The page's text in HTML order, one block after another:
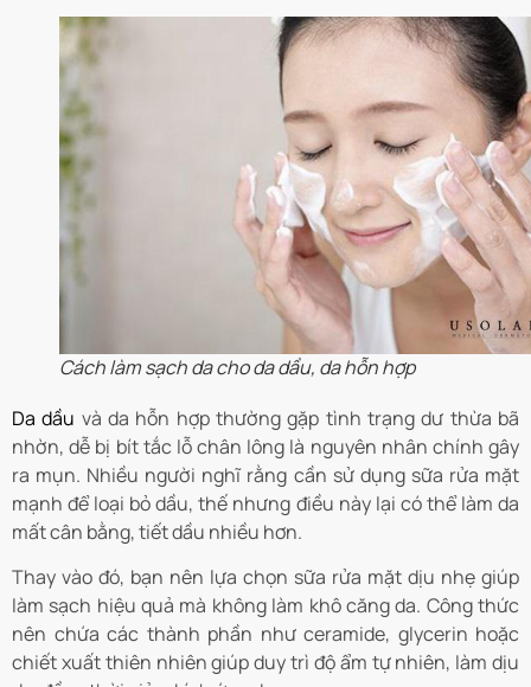
Cách làm sạch da cho da dầu, da hỗn hợp
Da dầu và da hỗn hợp thường gặp tình trạng dư thừa bã
nhờn, dễ bị bít tắc lỗ chân lông là nguyên nhân chính gây
ra mụn. Nhiều người nghĩ rằng cần sử dụng sữa rửa mặt
mạnh để loại bỏ dầu, thế nhưng điều này lại có thể làm da
mất cân bằng, tiết dầu nhiều hơn.
Thay vào đó, bạn nên lựa chọn sữa rửa mặt dịu nhẹ giúp
làm sạch hiệu quả mà không làm khô căng da. Công thức
nên chứa các thành phần như ceramide, glycerin hoặc
chiết xuất thiên nhiên giúp duy trì độ ẩm tự nhiên, làm dịu